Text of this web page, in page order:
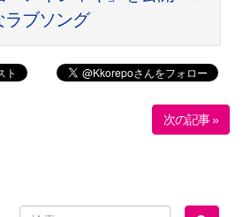
ラブソング
次の記事 »